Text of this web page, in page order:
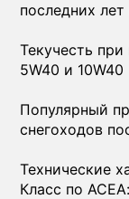
последних
Текучесть
5W40 и 10W40
Популярный
снегоходов
Технические
Класс по